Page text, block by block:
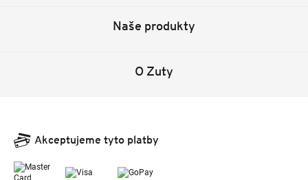
Naše produkty
O Zuty
Akceptujeme tyto platby